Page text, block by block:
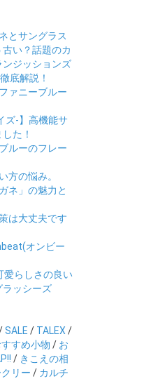
とサングラス
い？話題のカ
ジッションズ
底解説！
ァニーブルー
ズ-】高機能サ
た！
ルーのフレー
方の悩み。
ネ」の魅力と
は大丈夫です
オンビー
愛らしさの良い
ラッシーズ
SALE / TALEX /
すすめ小物 / お
/ きこえの相
リー / カルチ